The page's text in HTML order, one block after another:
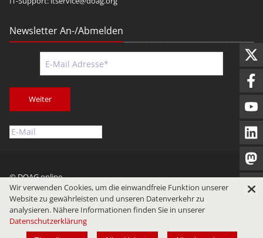
Newsletter An-/Abmelden
Weiter
© DOAG online
Impressum
Datenschutz Nutzungsbedingungen
Wir verwenden Cookies, um die einwandfreie Funktion unserer
Website zu gewährleisten und unseren Datenverkehr zu
analysieren. Nähere Informationen finden Sie in unserer
Datenschutzerklärung